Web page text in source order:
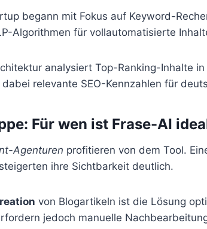
begann mit Fokus auf Keyword-
Algorithmen für vollautomatisierte
analysiert Top-Ranking-Inhalte
relevante SEO-Kennzahlen für
Für wen ist Frase-AI
Agenturen profitieren von dem Tool.
ihre Sichtbarkeit deutlich.
von Blogartikeln ist die Lösung
jedoch manuelle